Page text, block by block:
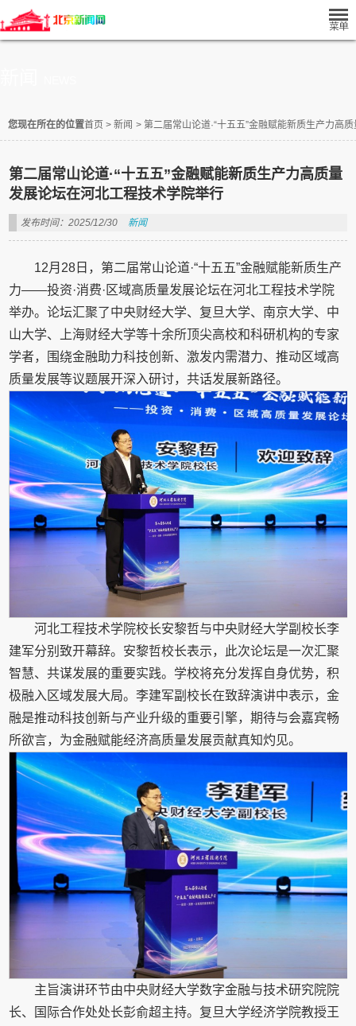
您现在所在的位置首页 > 新闻 > 第二届常山论道·“十五五”金融赋能新质生产力高
第二届常山论道·“十五五”金融赋能新质生产力高质量
发展论坛在河北工程技术学院举行
发布时间：2025/12/30 新闻
12月28日，第二届常山论道·“十五五”金融赋能新质生产
力——投资·消费·区域高质量发展论坛在河北工程技术学院
举办。论坛汇聚了中央财经大学、复旦大学、南京大学、中
山大学、上海财经大学等十余所顶尖高校和科研机构的专家
学者，围绕金融助力科技创新、激发内需潜力、推动区域高
质量发展等议题展开深入研讨，共话发展新路径。
河北工程技术学院校长安黎哲与中央财经大学副校长李
建军分别致开幕辞。安黎哲校长表示，此次论坛是一次汇聚
智慧、共谋发展的重要实践。学校将充分发挥自身优势，积
极融入区域发展大局。李建军副校长在致辞演讲中表示，金
融是推动科技创新与产业升级的重要引擎，期待与会嘉宾畅
所欲言，为金融赋能经济高质量发展贡献真知灼见。
主旨演讲环节由中央财经大学数字金融与技术研究院院
长、国际合作处处长彭俞超主持。复旦大学经济学院教授王